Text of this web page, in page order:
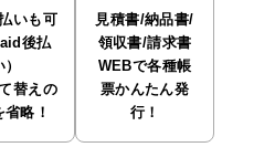
いも可
後払
）
替えの
略！
見積書/納品書/
領収書/請求書
WEBで各種帳
票かんたん発
行！